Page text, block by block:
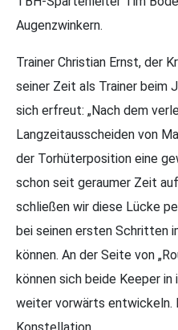
Augenzwinkern.
Trainer Christian Ernst, der
seiner Zeit als Trainer beim
sich erfreut: „Nach dem
Langzeitausscheiden von
der Torhüterposition eine
schon seit geraumer Zeit
schließen wir diese Lücke
bei seinen ersten Schritten
können. An der Seite von
können sich beide Keeper
weiter vorwärts entwickeln.